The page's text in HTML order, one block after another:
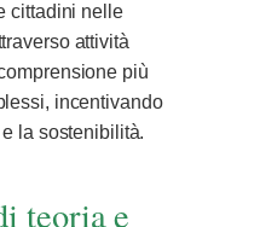
cittadini nelle
attività
più
incentivando
e la sostenibilità.
teoria e